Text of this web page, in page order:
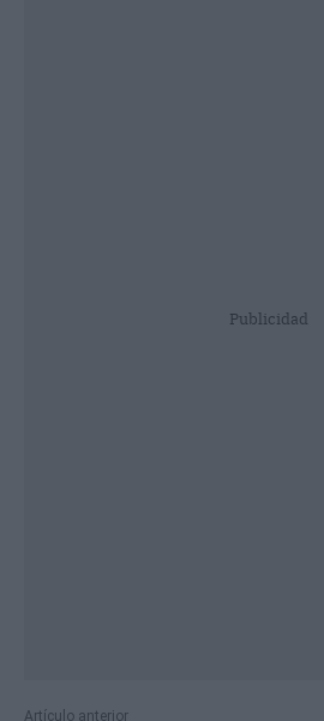
Publicidad
Artículo anterior